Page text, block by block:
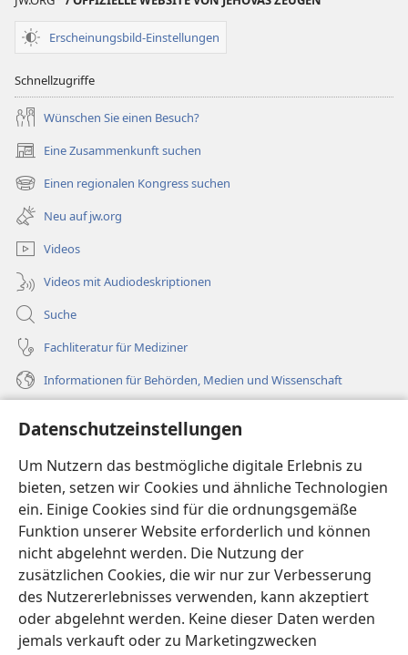
Datenschutzeinstellungen
Um Nutzern das bestmögliche digitale Erlebnis zu
bieten, setzen wir Cookies und ähnliche Technologien
ein. Einige Cookies sind für die ordnungsgemäße
Funktion unserer Website erforderlich und können
nicht abgelehnt werden. Die Nutzung der
zusätzlichen Cookies, die wir nur zur Verbesserung
des Nutzererlebnisses verwenden, kann akzeptiert
oder abgelehnt werden. Keine dieser Daten werden
jemals verkauft oder zu Marketingzwecken
Erscheinungsbild-Einstellungen
Schnellzugriffe
Wünschen Sie einen Besuch?
Eine Zusammenkunft suchen
(öffnet
neues
Fenster)
Einen regionalen Kongress suchen
(öffnet
neues
Fenster)
Neu auf jw.org
Videos
Videos mit Audiodeskriptionen
Suche
Fachliteratur für Mediziner
Informationen für Behörden, Medien und Wissenschaft
Spenden
(öffnet
neues
Fenster)Wachtturm ONLINE-BIBLIOTHEK
(öffnet
neues
Fenster)JW Hub®
(öffnet
neues
Fenster)JW Library
Watchtower Library ®